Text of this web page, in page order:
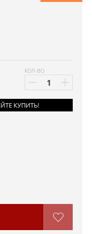
КОЛ-ВО
КУПИТЬ!